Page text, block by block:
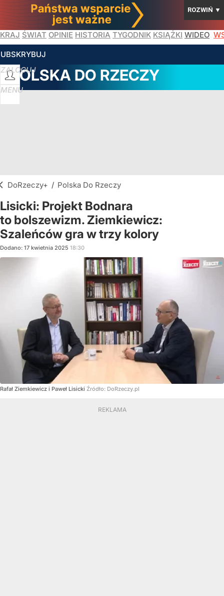
ROZWIŃ ▼
KRAJ ŚWIAT OPINIE HISTORIA TYGODNIK KSIĄŻKI WIDEO
ZALOGUJ
MENU
POLSKA DO RZECZY
DoRzeczy+ / Polska Do Rzeczy
Lisicki: Projekt Bodnara
to bolszewizm. Ziemkiewicz:
Szaleńców gra w trzy kolory
Dodano: 17 kwietnia 2025 18:30
Rafał Ziemkiewicz i Paweł Lisicki Źródło: DoRzeczy.pl